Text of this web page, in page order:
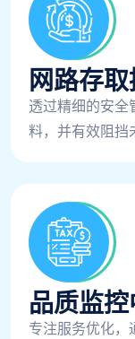
网路存取
透过精细的安全
料，并有效阻挡
品质监
专注服务优化，